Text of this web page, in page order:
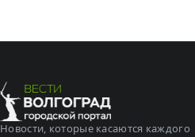
Новости, которые касаются каждого